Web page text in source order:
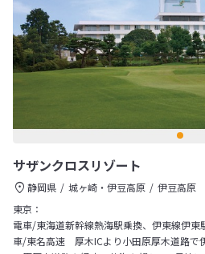
サザンクロスリゾート
静岡県 城ヶ崎・伊豆高原
伊豆高原
東京：
電車/東海道新幹線熱海駅乗換、伊東線伊東
車/東名高速 厚木ICより小田原厚木道路で